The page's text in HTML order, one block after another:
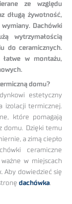
ze względu
długą żywotność,
Dachówki
wytrzymałością
do ceramicznych.
w montażu,
domu?
estetyczny
izolacji termicznej.
które pomagają
domu. Dzięki temu
a zimą ciepło
ceramiczne
w miejscach
Aby dowiedzieć się
dachówka.